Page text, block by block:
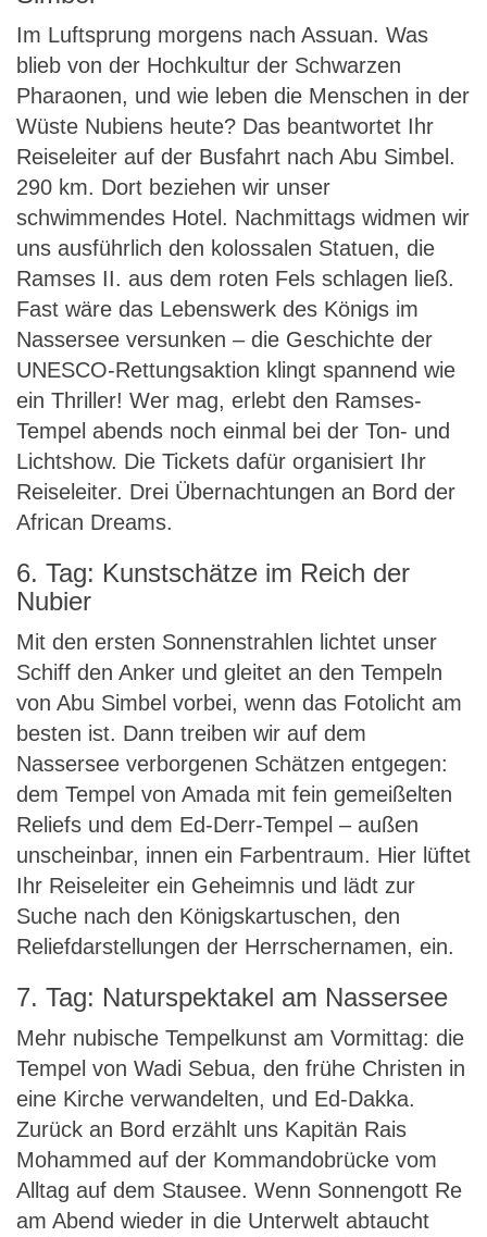
Im Luftsprung morgens nach Assuan. Was
blieb von der Hochkultur der Schwarzen
Pharaonen, und wie leben die Menschen in der
Wüste Nubiens heute? Das beantwortet Ihr
Reiseleiter auf der Busfahrt nach Abu Simbel.
290 km. Dort beziehen wir unser
schwimmendes Hotel. Nachmittags widmen wir
uns ausführlich den kolossalen Statuen, die
Ramses II. aus dem roten Fels schlagen ließ.
Fast wäre das Lebenswerk des Königs im
Nassersee versunken – die Geschichte der
UNESCO-Rettungsaktion klingt spannend wie
ein Thriller! Wer mag, erlebt den Ramses-
Tempel abends noch einmal bei der Ton- und
Lichtshow. Die Tickets dafür organisiert Ihr
Reiseleiter. Drei Übernachtungen an Bord der
African Dreams.
6. Tag: Kunstschätze im Reich der
Nubier
Mit den ersten Sonnenstrahlen lichtet unser
Schiff den Anker und gleitet an den Tempeln
von Abu Simbel vorbei, wenn das Fotolicht am
besten ist. Dann treiben wir auf dem
Nassersee verborgenen Schätzen entgegen:
dem Tempel von Amada mit fein gemeißelten
Reliefs und dem Ed-Derr-Tempel – außen
unscheinbar, innen ein Farbentraum. Hier lüftet
Ihr Reiseleiter ein Geheimnis und lädt zur
Suche nach den Königskartuschen, den
Reliefdarstellungen der Herrschernamen, ein.
7. Tag: Naturspektakel am Nassersee
Mehr nubische Tempelkunst am Vormittag: die
Tempel von Wadi Sebua, den frühe Christen in
eine Kirche verwandelten, und Ed-Dakka.
Zurück an Bord erzählt uns Kapitän Rais
Mohammed auf der Kommandobrücke vom
Alltag auf dem Stausee. Wenn Sonnengott Re
am Abend wieder in die Unterwelt abtaucht